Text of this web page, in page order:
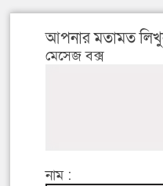
আপনার মতামত
মেসেজ বক্স
নাম :